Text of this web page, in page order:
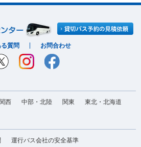
質問 お問合わせ
西 中部・北陸 関東 東北・北海道
運行バス会社の安全基準